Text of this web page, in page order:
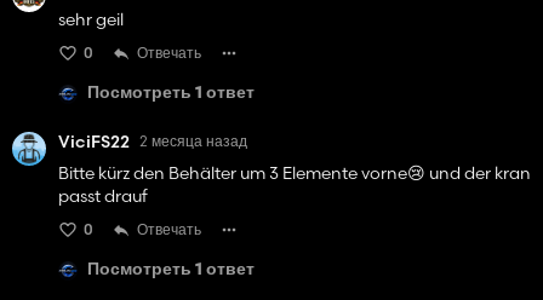
sehr geil
0 Отвечать
Посмотреть 1 ответ
ViciFS22 2 месяца назад
Bitte kürz den Behälter um 3 Elemente vorne😢 und der kran
passt drauf
0 Отвечать
Посмотреть 1 ответ